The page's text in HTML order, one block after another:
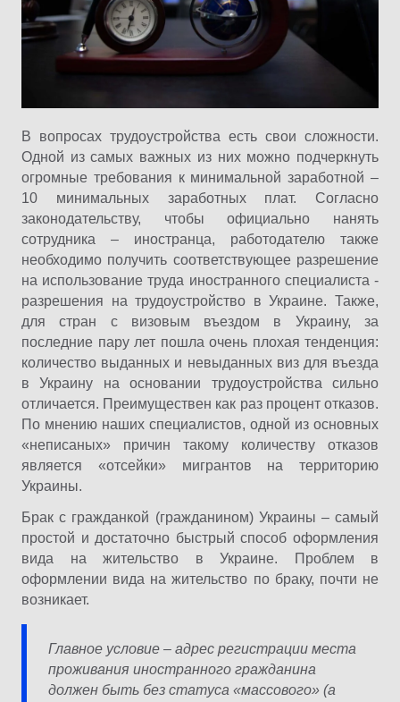
В вопросах трудоустройства есть свои сложности.
Одной из самых важных из них можно подчеркнуть
огромные требования к минимальной заработной –
10 минимальных заработных плат. Согласно
законодательству, чтобы официально нанять
сотрудника – иностранца, работодателю также
необходимо получить соответствующее разрешение
на использование труда иностранного специалиста -
разрешения на трудоустройство в Украине. Также,
для стран с визовым въездом в Украину, за
последние пару лет пошла очень плохая тенденция:
количество выданных и невыданных виз для въезда
в Украину на основании трудоустройства сильно
отличается. Преимуществен как раз процент отказов.
По мнению наших специалистов, одной из основных
«неписаных» причин такому количеству отказов
является «отсейки» мигрантов на территорию
Украины.
Брак с гражданкой (гражданином) Украины – самый
простой и достаточно быстрый способ оформления
вида на жительство в Украине. Проблем в
оформлении вида на жительство по браку, почти не
возникает.
Главное условие – адрес регистрации места
проживания иностранного гражданина
должен быть без статуса «массового» (а